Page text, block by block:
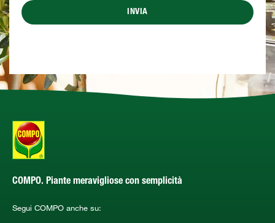
INVIA
COMPO. Piante meravigliose con semplicità
Segui COMPO anche su: